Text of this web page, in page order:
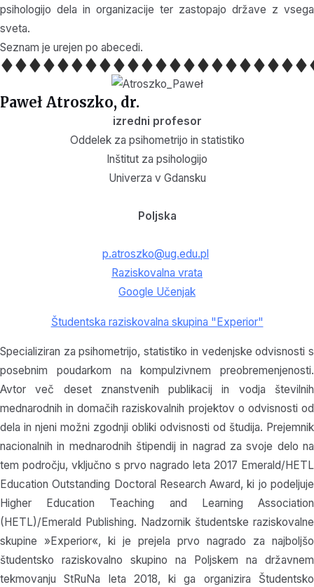
psihologijo dela in organizacije ter zastopajo države z vsega
sveta.
Seznam je urejen po abecedi.
Paweł Atroszko, dr.
izredni profesor
Oddelek za psihometrijo in statistiko
Inštitut za psihologijo
Univerza v Gdansku
Poljska
p.atroszko@ug.edu.pl
Raziskovalna vrata
Google Učenjak
Študentska raziskovalna skupina "Experior"
Specializiran za psihometrijo, statistiko in vedenjske odvisnosti s
posebnim poudarkom na kompulzivnem preobremenjenosti.
Avtor več deset znanstvenih publikacij in vodja številnih
mednarodnih in domačih raziskovalnih projektov o odvisnosti od
dela in njeni možni zgodnji obliki odvisnosti od študija. Prejemnik
nacionalnih in mednarodnih štipendij in nagrad za svoje delo na
tem področju, vključno s prvo nagrado leta 2017 Emerald/HETL
Education Outstanding Doctoral Research Award, ki jo podeljuje
Higher Education Teaching and Learning Association
(HETL)/Emerald Publishing. Nadzornik študentske raziskovalne
skupine »Experior«, ki je prejela prvo nagrado za najboljšo
študentsko raziskovalno skupino na Poljskem na državnem
tekmovanju StRuNa leta 2018, ki ga organizira Študentsko